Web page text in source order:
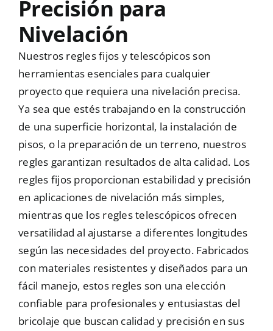
Escaleras
Mallas
Noticias
Contacto
Precisión para
Nivelación
Nuestros regles fijos y telescópicos son
herramientas esenciales para cualquier
proyecto que requiera una nivelación precisa.
Ya sea que estés trabajando en la construcción
de una superficie horizontal, la instalación de
pisos, o la preparación de un terreno, nuestros
regles garantizan resultados de alta calidad. Los
regles fijos proporcionan estabilidad y precisión
en aplicaciones de nivelación más simples,
mientras que los regles telescópicos ofrecen
versatilidad al ajustarse a diferentes longitudes
según las necesidades del proyecto. Fabricados
con materiales resistentes y diseñados para un
fácil manejo, estos regles son una elección
confiable para profesionales y entusiastas del
bricolaje que buscan calidad y precisión en sus